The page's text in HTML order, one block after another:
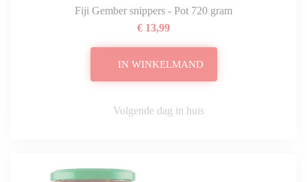
Fiji Gember snippers - Pot 720 gram
€ 13,99
IN WINKELMAND
Volgende dag in huis